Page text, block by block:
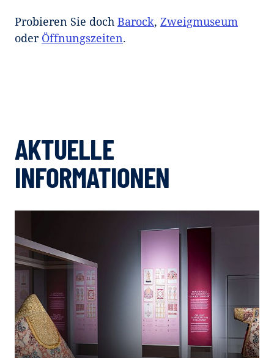
Probieren Sie doch Barock, Zweigmuseum
oder Öffnungszeiten.
AKTUELLE
INFORMATIONEN